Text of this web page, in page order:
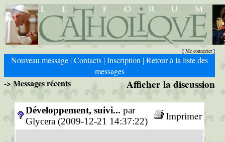
[ Me connecter]
Nouveau message | Contacts | Inscription | Retour à la liste des
messages
-> Messages récents Afficher la discussion
Développement, suivi... par
Glycera (2009-12-21 14:37:22)
Imprimer